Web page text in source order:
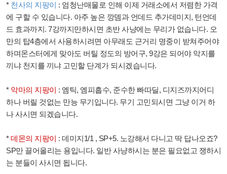
* 천사의 지팡이 : 엄청난매물로 인해 이제 거래소에서 저렴한 가격
에 구할 수 있습니다. 아주 높은 깡뎀과 언데드 추가데미지, 턴언데
드 효과까지. 7강까지만하시면 초반 사냥에는 무리가 없습니다. 오
만의 탑4층에서 사용하시려면 아무래도 근거리 명중이 받쳐주어야
하며몬스터에게 맞아도 버틸 정도의 방어구, 9강은 되어야 악지를
끼냐 천지를 끼냐 고민할 단계가 되시겠습니다.
* 악마의 지팡이 : 엠틱, 엠피흡수, 준수한 빠따딜, 디지즈까지어디
하나 버릴 것없는 만능 무기입니다. 무기 고민되시면 그냥 이거 하
나 사시면 되겠습니다.
*데몬의 지팡이 : 데미지1/1 , SP+5. 노강해서 다니고 딱 답나오죠?
SP만 끌어올리는 용입니다. 일반 사냥하시는 분은 필요없고 쟁하시
는 분들이 사시면 됩니다.